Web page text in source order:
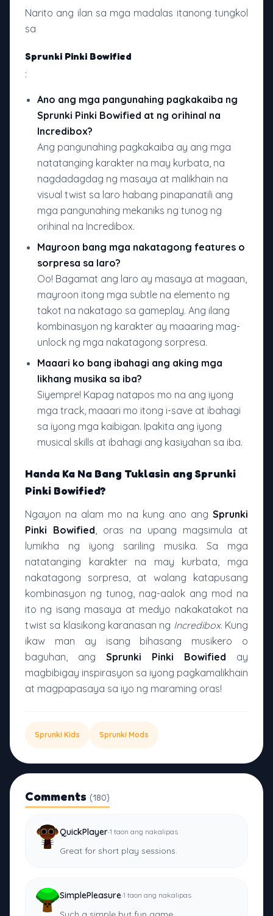
Narito ang ilan sa mga madalas itanong tungkol
sa
Sprunki Pinki Bowified
:
Ano ang mga pangunahing pagkakaiba ng
Sprunki Pinki Bowified at ng orihinal na
Incredibox?
Ang pangunahing pagkakaiba ay ang mga
natatanging karakter na may kurbata, na
nagdadagdag ng masaya at malikhain na
visual twist sa laro habang pinapanatili ang
mga pangunahing mekaniks ng tunog ng
orihinal na Incredibox.
Mayroon bang mga nakatagong features o
sorpresa sa laro?
Oo! Bagamat ang laro ay masaya at magaan,
mayroon itong mga subtle na elemento ng
takot na nakatago sa gameplay. Ang ilang
kombinasyon ng karakter ay maaaring mag-
unlock ng mga nakatagong sorpresa.
Maaari ko bang ibahagi ang aking mga
likhang musika sa iba?
Siyempre! Kapag natapos mo na ang iyong
mga track, maaari mo itong i-save at ibahagi
sa iyong mga kaibigan. Ipakita ang iyong
musical skills at ibahagi ang kasiyahan sa iba.
Handa Ka Na Bang Tuklasin ang Sprunki
Pinki Bowified?
Ngayon na alam mo na kung ano ang Sprunki
Pinki Bowified, oras na upang magsimula at
lumikha ng iyong sariling musika. Sa mga
natatanging karakter na may kurbata, mga
nakatagong sorpresa, at walang katapusang
kombinasyon ng tunog, nag-aalok ang mod na
ito ng isang masaya at medyo nakakatakot na
twist sa klasikong karanasan ng Incredibox. Kung
ikaw man ay isang bihasang musikero o
baguhan, ang Sprunki Pinki Bowified ay
magbibigay inspirasyon sa iyong pagkamalikhain
at magpapasaya sa iyo ng maraming oras!
Sprunki Kids Sprunki Mods
Comments (180)
QuickPlayer·1 taon ang nakalipas
Great for short play sessions.
SimplePleasure·1 taon ang nakalipas